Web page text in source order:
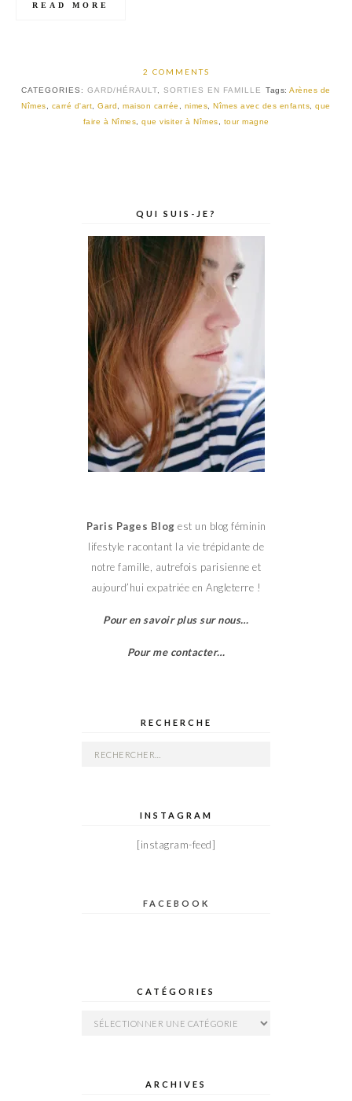
READ MORE
2 COMMENTS
CATEGORIES:GARD/HÉRAULT,SORTIES EN FAMILLE Tags:Arènes de
Nîmes, carré d'art,Gard ,maison carrée , nimes, Nîmes avec des enfants,que
faire à Nîmes, que visiter à Nîmes, tour magne
QUI SUIS-JE?
Paris Pages Blog est un blog féminin
lifestyle racontant la vie trépidante de
notre famille, autrefois parisienne et
aujourd’hui expatriée en Angleterre !
Pour en savoir plus sur nous…
Pour me contacter…
RECHERCHE
Rechercher :
INSTAGRAM
[instagram-feed]
FACEBOOK
CATÉGORIES
Catégories
ARCHIVES